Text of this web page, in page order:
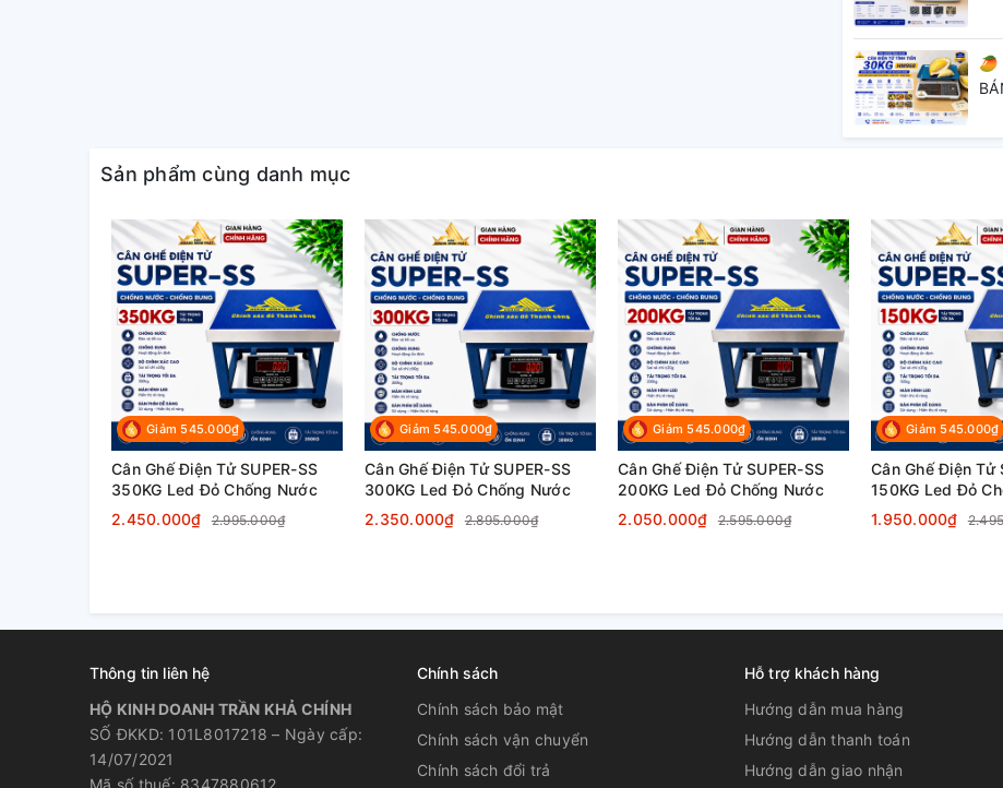
👉 SUPER-SS giải quyết triệt để:
🥭
Sản phẩm cùng danh mục
Giảm 545.000₫
Cân Ghế Điện Tử SUPER-SS
350KG Led Đỏ Chống Nước
2.450.000₫
2.995.000₫
Giảm 545.000₫
Cân Ghế Điện Tử SUPER-SS
300KG Led Đỏ Chống Nước
2.350.000₫
2.895.000₫
Giảm 545.000₫
Cân Ghế Điện Tử SUPER-SS
200KG Led Đỏ Chống Nước
2.050.000₫
2.595.000₫
Giảm 545.000₫
Cân Ghế Điện Tử
150KG Led Đỏ
1.950.000₫
Thông tin liên hệ
HỘ KINH DOANH TRẦN KHẢ CHÍNH
SỐ ĐKKD: 101L8017218 – Ngày cấp:
14/07/2021
Mã số thuế: 8347880612
Chính sách
Chính sách bảo mật
Chính sách vận chuyển
Chính sách đổi trả
Hỗ trợ khách hàng
Hướng dẫn mua hàng
Hướng dẫn thanh toán
Hướng dẫn giao nhận